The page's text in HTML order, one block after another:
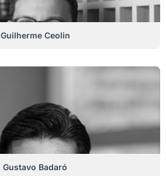
Guilherme Ceolin
Gustavo Badaró